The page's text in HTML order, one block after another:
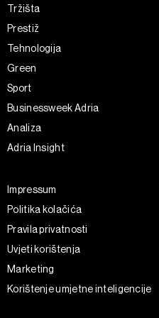
Tržišta
Prestiž
Tehnologija
Green
Sport
Businessweek Adria
Analiza
Adria Insight
Impressum
Politika kolačića
Pravila privatnosti
Uvjeti korištenja
Marketing
Korištenje umjetne inteligencije